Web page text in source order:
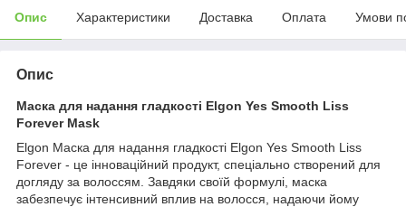
Опис Характеристики Доставка Оплата Умови
Опис
Маска для надання гладкості Elgon Yes Smooth Liss
Forever Mask
Elgon Маска для надання гладкості Elgon Yes Smooth Liss
Forever - це інноваційний продукт, спеціально створений для
догляду за волоссям. Завдяки своїй формулі, маска
забезпечує інтенсивний вплив на волосся, надаючи йому